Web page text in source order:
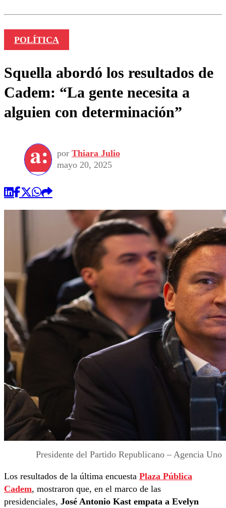
POLÍTICA
Squella abordó los resultados de
Cadem: “La gente necesita a
alguien con determinación”
por Thiara Julio
mayo 20, 2025
Presidente del Partido Republicano – Agencia Uno
Los resultados de la última encuesta Plaza Pública
Cadem, mostraron que, en el marco de las
presidenciales, José Antonio Kast empata a Evelyn